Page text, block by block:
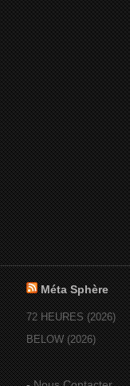
Méta Sphère
72 HEURES (2026)
BELOW (2026)